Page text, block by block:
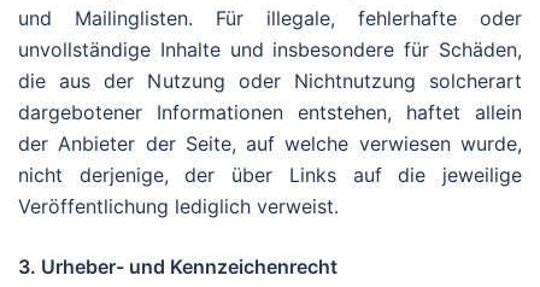
und Mailinglisten. Für illegale, fehlerhafte oder
unvollständige Inhalte und insbesondere für Schäden,
die aus der Nutzung oder Nichtnutzung solcherart
dargebotener Informationen entstehen, haftet allein
der Anbieter der Seite, auf welche verwiesen wurde,
nicht derjenige, der über Links auf die jeweilige
Veröffentlichung lediglich verweist.
3. Urheber- und Kennzeichenrecht